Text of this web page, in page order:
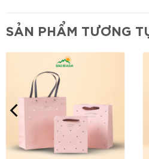
– đáy rộng, chịu lực
Đặc điểm nổi bật:
Thiết kế chuyên biệt
phẩm thời trang:
đựng các loại giày thể
sandal cùng hộp.
SẢN PHẨM TƯƠNG